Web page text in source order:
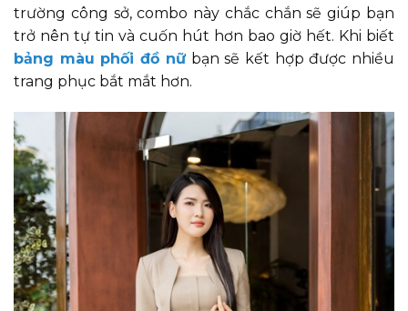
trường công sở, combo này chắc chắn sẽ giúp bạn
trở nên tự tin và cuốn hút hơn bao giờ hết. Khi biết
bảng màu phối đồ nữbạn sẽ kết hợp được nhiều
trang phục bắt mắt hơn.